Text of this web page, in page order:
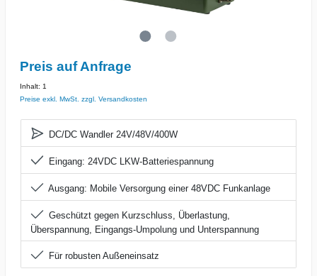
Preis auf Anfrage
Inhalt: 1
Preise exkl. MwSt. zzgl. Versandkosten
DC/DC Wandler 24V/48V/400W
Eingang: 24VDC LKW-Batteriespannung
Ausgang: Mobile Versorgung einer 48VDC Funkanlage
Geschützt gegen Kurzschluss, Überlastung,
Überspannung, Eingangs-Umpolung und Unterspannung
Für robusten Außeneinsatz